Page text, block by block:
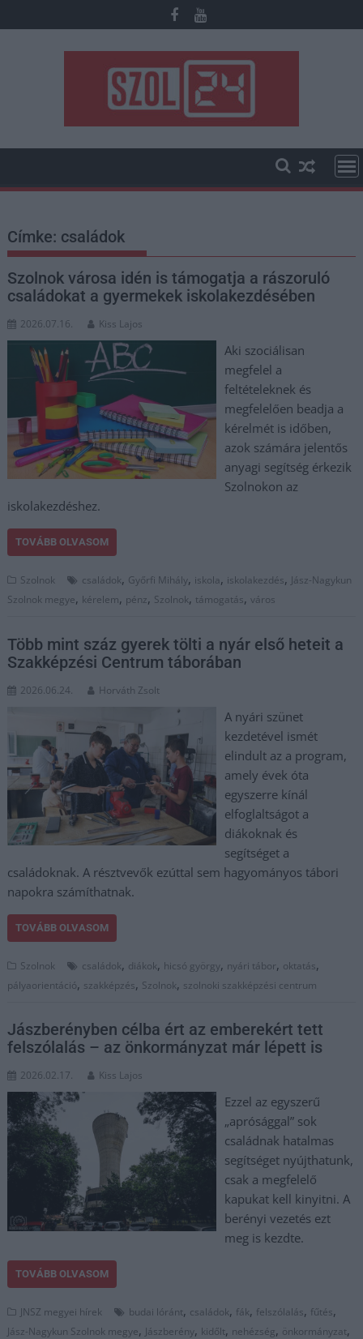
to
Címke: családok
Szolnok városa idén is támogatja a rászoruló
családokat a gyermekek iskolakezdésében
2026.07.16. Kiss Lajos
Aki szociálisan
megfelel a
feltételeknek és
megfelelően beadja a
kérelmét is időben,
azok számára jelentős
anyagi segítség érkezik
Szolnokon az
iskolakezdéshez.
TOVÁBB OLVASOM
Szolnok családok, Győrfi Mihály, iskola, iskolakezdés, Jász-Nagykun
Szolnok megye, kérelem, pénz, Szolnok, támogatás,város
Több mint száz gyerek tölti a nyár első heteit a
Szakképzési Centrum táborában
2026.06.24. Horváth Zsolt
A nyári szünet
kezdetével ismét
elindult az a program,
amely évek óta
egyszerre kínál
elfoglaltságot a
diákoknak és
segítséget a
családoknak. A résztvevők ezúttal sem hagyományos tábori
napokra számíthatnak.
TOVÁBB OLVASOM
Szolnok családok, diákok, hicsó györgy, nyári tábor, oktatás,
pályaorientáció, szakképzés, Szolnok, szolnoki szakképzési centrum
Jászberényben célba ért az emberekért tett
felszólalás – az önkormányzat már lépett is
2026.02.17. Kiss Lajos
Ezzel az egyszerű
„aprósággal” sok
családnak hatalmas
segítséget nyújthatunk,
csak a megfelelő
kapukat kell kinyitni. A
berényi vezetés ezt
meg is kezdte.
TOVÁBB OLVASOM
JNSZ megyei hírek budai lóránt, családok, fák, felszólalás, fűtés,
Jász-Nagykun Szolnok megye, Jászberény, kidőlt, nehézség, önkormányzat,